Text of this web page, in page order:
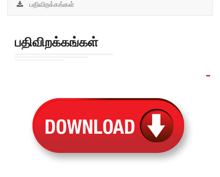
பதிவிறக்கங்கள்
பதிவிறக்கங்கள்